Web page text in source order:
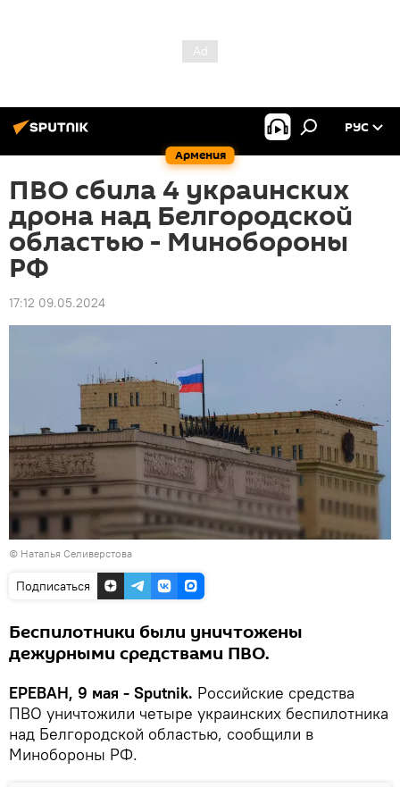
Армения
РУС
ПВО сбила 4 украинских
дрона над Белгородской
областью - Минобороны
РФ
17:12 09.05.2024
© Наталья Селиверстова
Подписаться
Беспилотники были уничтожены
дежурными средствами ПВО.
ЕРЕВАН, 9 мая - Sputnik. Российские средства
ПВО уничтожили четыре украинских беспилотника
над Белгородской областью, сообщили в
Минобороны РФ.